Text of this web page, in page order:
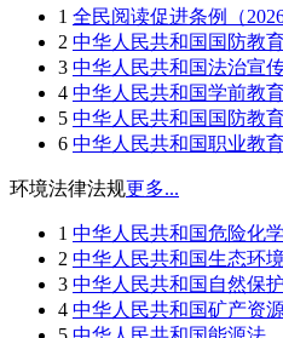
1 全民阅读促进条例（2026
2 中华人民共和国国防教育
3 中华人民共和国法治宣
4 中华人民共和国学前教
5 中华人民共和国国防教育
6 中华人民共和国职业教育
环境法律法规更多...
1 中华人民共和国危险化
2 中华人民共和国生态环境
3 中华人民共和国自然保护
4 中华人民共和国矿产资源